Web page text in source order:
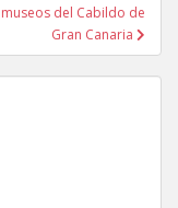
del Cabildo de
Gran Canaria